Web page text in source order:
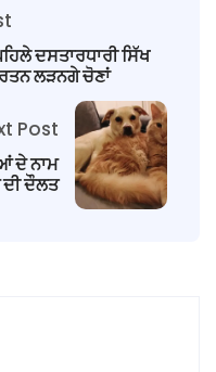
ਦਸਤਾਰਧਾਰੀ ਸਿੱਖ
ਲੜਨਗੇ ਚੋਣਾਂ
Post
ਦੇ ਨਾਮ
ਦੀ ਦੌਲਤ